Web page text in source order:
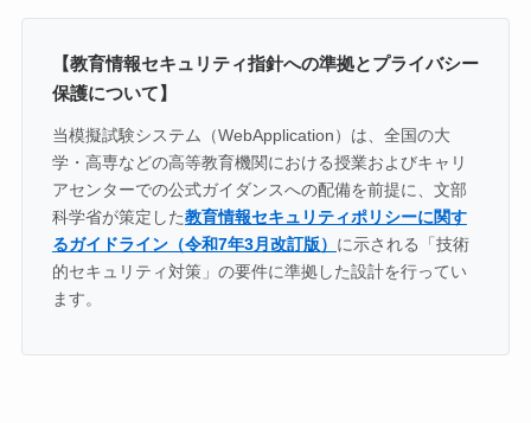
【教育情報セキュリティ指針への準拠とプライバシー
保護について】
当模擬試験システム（WebApplication）は、全国の大
学・高専などの高等教育機関における授業およびキャリ
アセンターでの公式ガイダンスへの配備を前提に、文部
科学省が策定した教育情報セキュリティポリシーに関す
るガイドライン（令和7年3月改訂版） に示される「技術
的セキュリティ対策」の要件に準拠した設計を行ってい
ます。